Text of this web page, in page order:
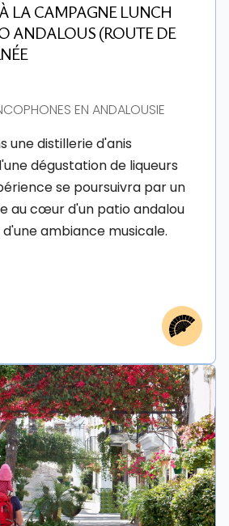
LA CAMPAGNE LUNCH
ANDALOUS (ROUTE DE
EN ANDALOUSIE
une distillerie d'anis
dégustation de liqueurs
se poursuivra par un
au cœur d'un patio andalou
ambiance musicale.